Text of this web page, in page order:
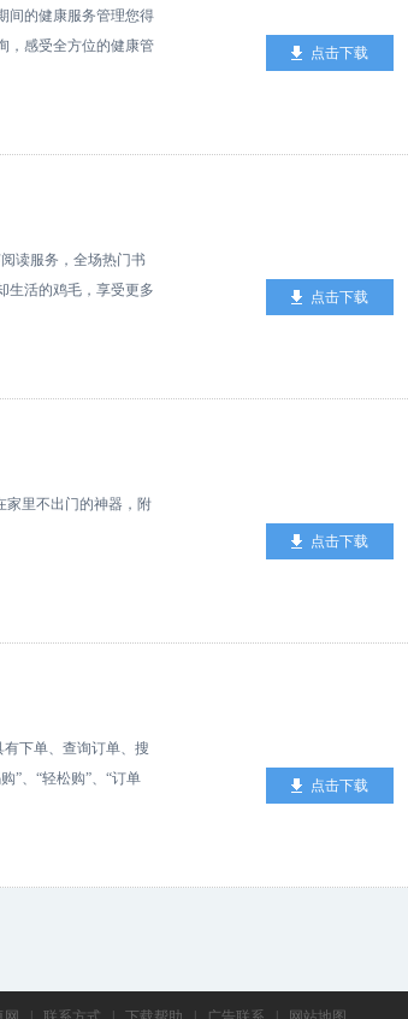
间的健康服务管理您得
，感受全方位的健康管
点击下载
读服务，全场热门书
生活的鸡毛，享受更多
别样的人生给大家。
点击下载
家里不出门的神器，附
点击下载
下单、查询订单、搜
”、“轻松购”、“订单
点击下载